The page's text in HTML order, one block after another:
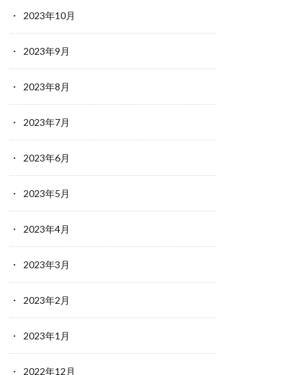
2023年10月
2023年9月
2023年8月
2023年7月
2023年6月
2023年5月
2023年4月
2023年3月
2023年2月
2023年1月
2022年12月